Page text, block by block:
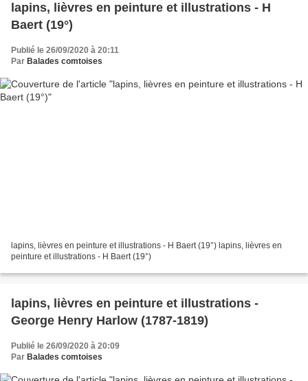
lapins, lièvres en peinture et illustrations - H
Baert (19°)
Publié le 26/09/2020 à 20:11
Par Balades comtoises
lapins, lièvres en peinture et illustrations - H Baert (19°) lapins, lièvres en
peinture et illustrations - H Baert (19°)
lapins, lièvres en peinture et illustrations -
George Henry Harlow (1787-1819)
Publié le 26/09/2020 à 20:09
Par Balades comtoises